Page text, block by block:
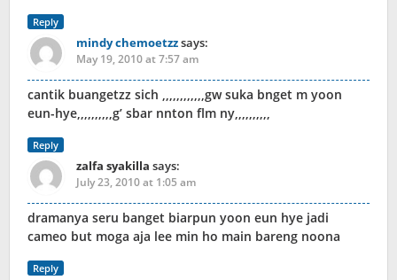
Reply
mindy chemoetzzsays:
May 19, 2010 at 7:57 am
cantik buangetzz sich ,,,,,,,,,,,,gw suka bnget m yoon
eun-hye,,,,,,,,,,g’ sbar nnton flm ny,,,,,,,,,,
Reply
zalfa syakilla says:
July 23, 2010 at 1:05 am
dramanya seru banget biarpun yoon eun hye jadi
cameo but moga aja lee min ho main bareng noona
Reply